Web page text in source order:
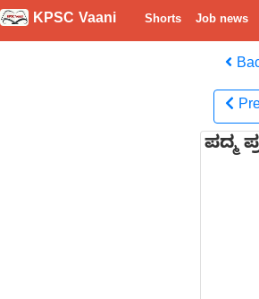
KPSC Vaani Shorts Job news
ಪದ್ಮ